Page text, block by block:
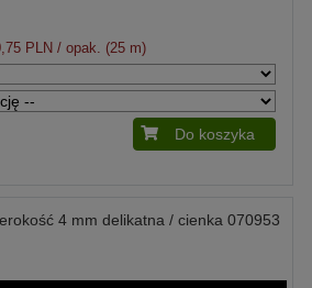
PLN / opak. (25 m)
Do koszyka
4 mm delikatna / cienka 070953